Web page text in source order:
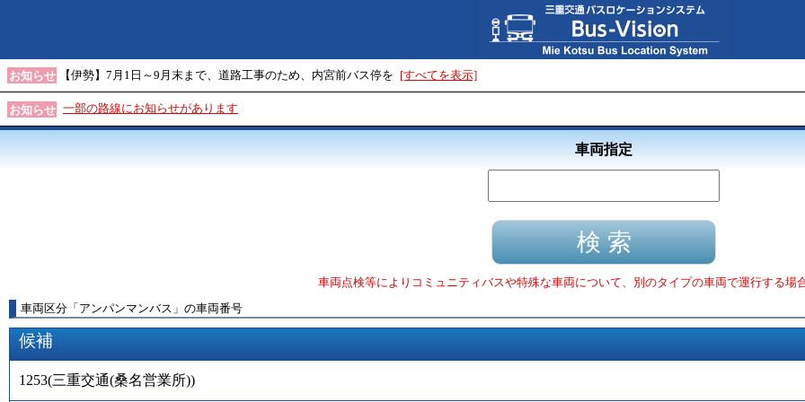
お知らせ 【伊勢】7月1日～9月末まで、道路工事のため、内宮前バス停を [すべてを表示]
お知らせ 一部の路線にお知らせがあります
車両指定
車両点検等によりコミュニティバスや特殊な車両について、別のタイプの車両で運行する場
車両区分 「 アンパンマンバス 」 の車両番号
候補
1253(三重交通(桑名営業所))